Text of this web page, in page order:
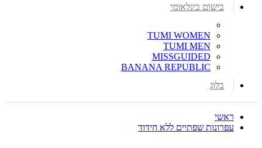
בישום בינלאומי
TUMI WOMEN
TUMI MEN
MISSGUIDED
BANANA REPUBLIC
בלוג
ראשי
עפרונות שפתיים ללא חידוד